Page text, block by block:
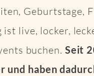
Geburtstage,
live, locker,
buchen. Seit
und haben